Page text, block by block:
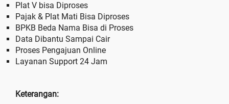
Plat V bisa Diproses
Pajak & Plat Mati Bisa Diproses
BPKB Beda Nama Bisa di Proses
Data Dibantu Sampai Cair
Proses Pengajuan Online
Layanan Support 24 Jam
Keterangan: